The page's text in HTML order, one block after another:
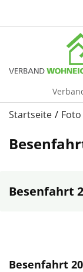
Startseite
Besenfahrt
Besenfahrt